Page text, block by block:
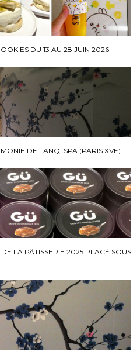
DU 13 AU 28 JUIN 2026
DE LANQI SPA (PARIS XVE)
LA PÂTISSERIE 2025 PLACÉ SOUS